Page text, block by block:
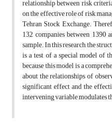
relationship between risk
on the effective role of risk
Tehran Stock Exchange.
132 companies between 1390
sample. In this research, the
is a test of a special model of
because this model is a
about the relationships of
significant effect and the
intervening variable modulates